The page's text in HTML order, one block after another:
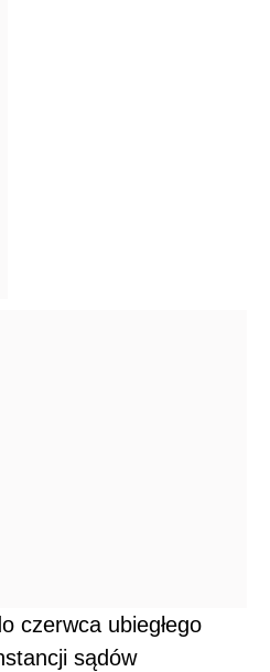
czerwca ubiegłego
sądów